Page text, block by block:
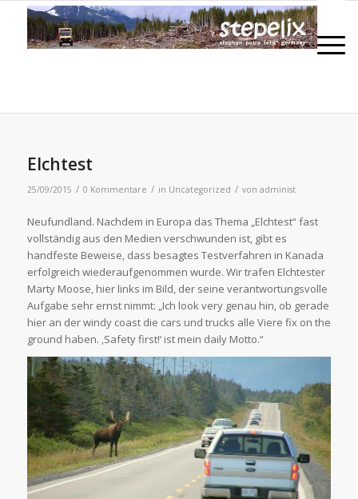
Elchtest
25/09/2015 / 0 Kommentare / in Uncategorized / von administ
Neufundland. Nachdem in Europa das Thema „Elchtest“ fast
vollständig aus den Medien verschwunden ist, gibt es
handfeste Beweise, dass besagtes Testverfahren in Kanada
erfolgreich wiederaufgenommen wurde. Wir trafen Elchtester
Marty Moose, hier links im Bild, der seine verantwortungsvolle
Aufgabe sehr ernst nimmt: „Ich look very genau hin, ob gerade
hier an der windy coast die cars und trucks alle Viere fix on the
ground haben. ‚Safety first!‘ ist mein daily Motto.“